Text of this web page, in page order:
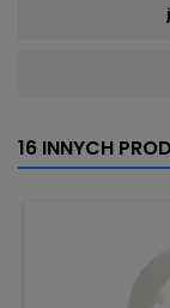
16 INNYCH